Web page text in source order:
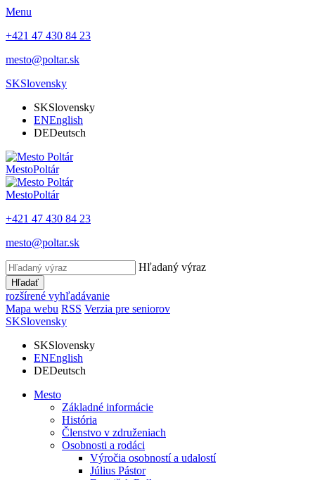
Menu
+421 47 430 84 23
mesto@poltar.sk
SKSlovensky
SKSlovensky
ENEnglish
DEDeutsch
MestoPoltár
MestoPoltár
+421 47 430 84 23
mesto@poltar.sk
Hľadaný výraz
Hľadať
rozšírené vyhľadávanie
Mapa webu RSS Verzia pre seniorov
SKSlovensky
SKSlovensky
ENEnglish
DEDeutsch
Mesto
Základné informácie
História
Členstvo v združeniach
Osobnosti a rodáci
Výročia osobností a udalostí
Július Pástor